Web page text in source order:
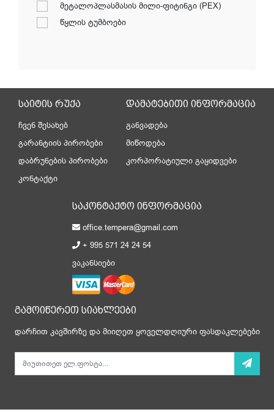
მეტალოპლასმასის მილი-ფიტინგი (PEX)
წყლის ტუმბოები
საიტის რუქა
ჩვენ შესახებ
გარანტიის პირობები
დაბრუნების პირობები
კონტაქტი
დამატებითი ინფორმაცია
განვადება
მიწოდება
კორპორატიული გაყიდვები
საკონტაქტო ინფორმაცია
office.tempera@gmail.com
+ 995 571 24 24 54
ვაკანსიები
გამოიწერეთ სიახლეები
დარჩით კავშირზე და მიიღეთ ყოველდღიური ფასდაკლებები